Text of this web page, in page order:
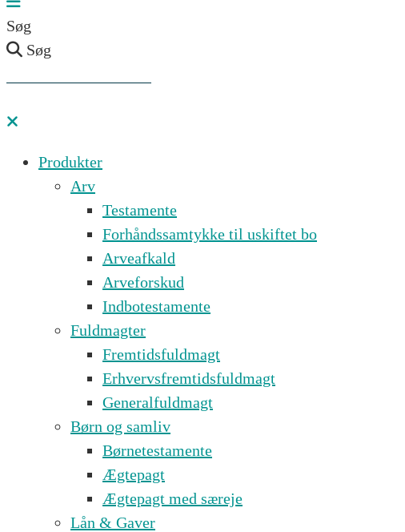
Søg
Søg
Produkter
Arv
Testamente
Forhåndssamtykke til uskiftet bo
Arveafkald
Arveforskud
Indbotestamente
Fuldmagter
Fremtidsfuldmagt
Erhvervsfremtidsfuldmagt
Generalfuldmagt
Børn og samliv
Børnetestamente
Ægtepagt
Ægtepagt med særeje
Lån & Gaver